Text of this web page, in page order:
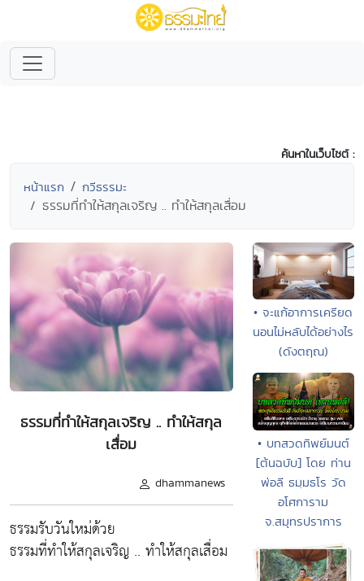
ค้นหาในเว็บไซต์ :
หน้าแรก กวีธรรมะ
ธรรมที่ทำให้สกุลเจริญ .. ทำให้สกุลเสื่อม
ธรรมที่ทำให้สกุลเจริญ .. ทำให้สกุล
เสื่อม
dhammanews
ธรรมรับวันใหม่ด้วย
ธรรมที่ทำให้สกุลเจริญ .. ทำให้สกุลเสื่อม
• จะแก้อาการเครียด
นอนไม่หลับได้อย่างไร
(ดังตฤณ)
• บทสวดทิพย์มนต์
[ต้นฉบับ] โดย ท่าน
พ่อลี ธมฺมธโร วัด
อโศการาม
จ.สมุทรปราการ